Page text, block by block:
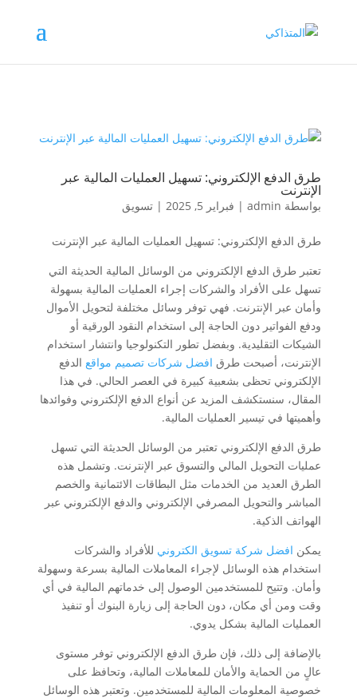
طرق الدفع الإلكتروني: تسهيل العمليات المالية عبر
الإنترنت
بواسطة admin
| فبراير 5, 2025 | تسويق
طرق الدفع الإلكتروني: تسهيل العمليات المالية عبر الإنترنت
تعتبر طرق الدفع الإلكتروني من الوسائل المالية الحديثة التي
تسهل على الأفراد والشركات إجراء العمليات المالية بسهولة
وأمان عبر الإنترنت. فهي توفر وسائل مختلفة لتحويل الأموال
ودفع الفواتير دون الحاجة إلى استخدام النقود الورقية أو
الشيكات التقليدية. وبفضل تطور التكنولوجيا وانتشار استخدام
الإنترنت، أصبحت طرق افضل شركات تصميم مواقعالدفع
الإلكتروني تحظى بشعبية كبيرة في العصر الحالي. في هذا
المقال، سنستكشف المزيد عن أنواع الدفع الإلكتروني وفوائدها
وأهميتها في تيسير العمليات المالية.
طرق الدفع الإلكتروني تعتبر من الوسائل الحديثة التي تسهل
عمليات التحويل المالي والتسوق عبر الإنترنت. وتشمل هذه
الطرق العديد من الخدمات مثل البطاقات الائتمانية والخصم
المباشر والتحويل المصرفي الإلكتروني والدفع الإلكتروني عبر
الهواتف الذكية.
يمكن افضل شركة تسويق الكتروني للأفراد والشركات
استخدام هذه الوسائل لإجراء المعاملات المالية بسرعة وسهولة
وأمان. وتتيح للمستخدمين الوصول إلى خدماتهم المالية في أي
وقت ومن أي مكان، دون الحاجة إلى زيارة البنوك أو تنفيذ
العمليات المالية بشكل يدوي.
بالإضافة إلى ذلك، فإن طرق الدفع الإلكتروني توفر مستوى
عالٍ من الحماية والأمان للمعاملات المالية، وتحافظ على
خصوصية المعلومات المالية للمستخدمين. وتعتبر هذه الوسائل